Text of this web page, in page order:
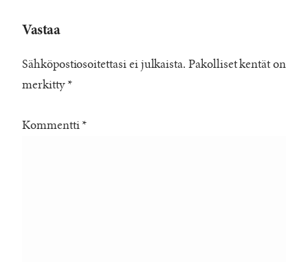
Vastaa
Sähköpostiosoitettasi ei julkaista. Pakolliset kentät on
merkitty *
Kommentti *